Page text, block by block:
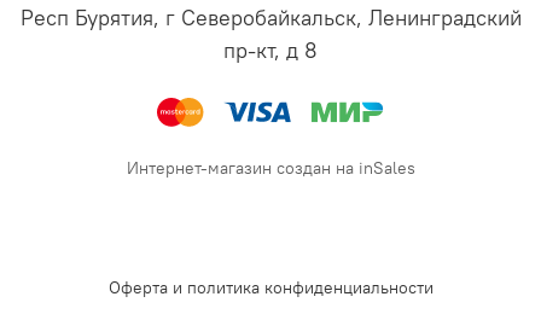
Респ Бурятия, г Северобайкальск, Ленинградский
пр-кт, д 8
Интернет-магазин создан на inSales
Оферта и политика конфиденциальности